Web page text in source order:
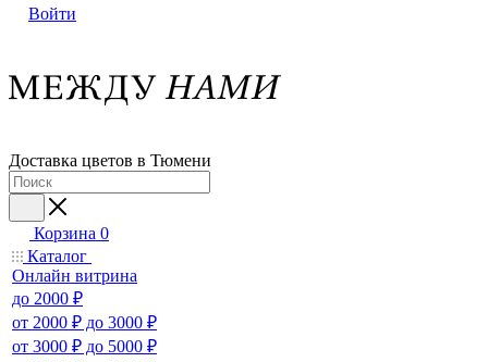
Войти
Доставка цветов в Тюмени
Корзина 0
Каталог
Онлайн витрина
до 2000 ₽
от 2000 ₽ до 3000 ₽
от 3000 ₽ до 5000 ₽